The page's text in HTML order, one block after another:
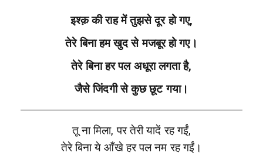
इश्क़ की राह में तुझसे दूर हो गए,
तेरे बिना हम खुद से मजबूर हो गए।
तेरे बिना हर पल अधूरा लगता है,
जैसे जिंदगी से कुछ छूट गया।
तू ना मिला, पर तेरी यादें रह गईं,
तेरे बिना ये आँखे हर पल नम रह गईं।